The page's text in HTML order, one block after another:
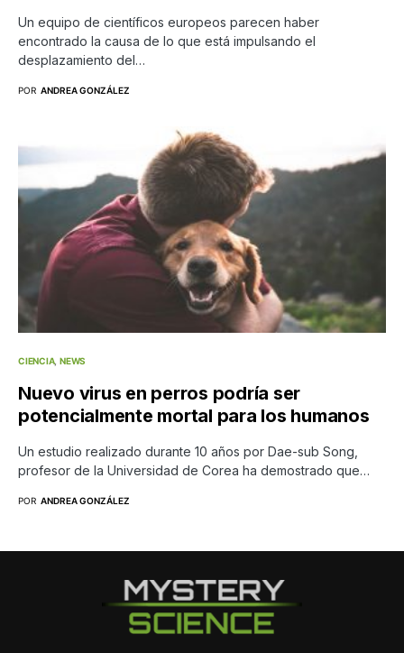
Un equipo de científicos europeos parecen haber
encontrado la causa de lo que está impulsando el
desplazamiento del…
POR ANDREA GONZÁLEZ
CIENCIA NEWS
Nuevo virus en perros podría ser
potencialmente mortal para los humanos
Un estudio realizado durante 10 años por Dae-sub Song,
profesor de la Universidad de Corea ha demostrado que…
POR ANDREA GONZÁLEZ